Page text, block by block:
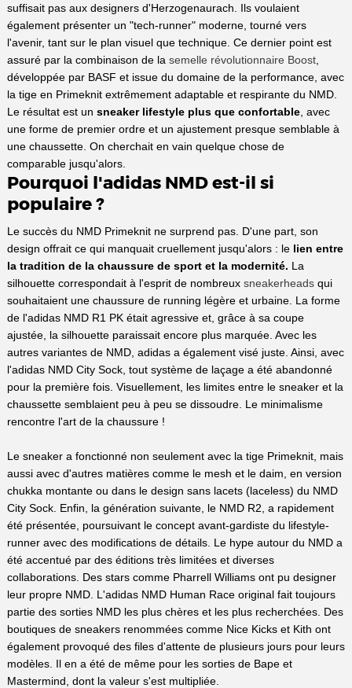
suffisait pas aux designers d'Herzogenaurach. Ils voulaient
également présenter un "tech-runner" moderne, tourné vers
l'avenir, tant sur le plan visuel que technique. Ce dernier point est
assuré par la combinaison de la semelle révolutionnaire Boost,
développée par BASF et issue du domaine de la performance, avec
la tige en Primeknit extrêmement adaptable et respirante du NMD.
Le résultat est un sneaker lifestyle plus que confortable, avec
une forme de premier ordre et un ajustement presque semblable à
une chaussette. On cherchait en vain quelque chose de
comparable jusqu'alors.
Pourquoi l'adidas NMD est-il si
populaire ?
Le succès du NMD Primeknit ne surprend pas. D'une part, son
design offrait ce qui manquait cruellement jusqu'alors : le lien entre
la tradition de la chaussure de sport et la modernité. La
silhouette correspondait à l'esprit de nombreux sneakerheadsqui
souhaitaient une chaussure de running légère et urbaine. La forme
de l'adidas NMD R1 PK était agressive et, grâce à sa coupe
ajustée, la silhouette paraissait encore plus marquée. Avec les
autres variantes de NMD, adidas a également visé juste. Ainsi, avec
l'adidas NMD City Sock, tout système de laçage a été abandonné
pour la première fois. Visuellement, les limites entre le sneaker et la
chaussette semblaient peu à peu se dissoudre. Le minimalisme
rencontre l'art de la chaussure !
Le sneaker a fonctionné non seulement avec la tige Primeknit, mais
aussi avec d'autres matières comme le mesh et le daim, en version
chukka montante ou dans le design sans lacets (laceless) du NMD
City Sock. Enfin, la génération suivante, le NMD R2, a rapidement
été présentée, poursuivant le concept avant-gardiste du lifestyle-
runner avec des modifications de détails. Le hype autour du NMD a
été accentué par des éditions très limitées et diverses
collaborations. Des stars comme Pharrell Williams ont pu designer
leur propre NMD. L'adidas NMD Human Race original fait toujours
partie des sorties NMD les plus chères et les plus recherchées. Des
boutiques de sneakers renommées comme Nice Kicks et Kith ont
également provoqué des files d'attente de plusieurs jours pour leurs
modèles. Il en a été de même pour les sorties de Bape et
Mastermind, dont la valeur s'est multipliée.